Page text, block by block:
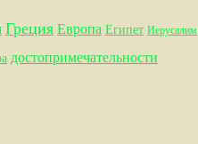
Греция Европа Египет Иерусалим
достопримечательности